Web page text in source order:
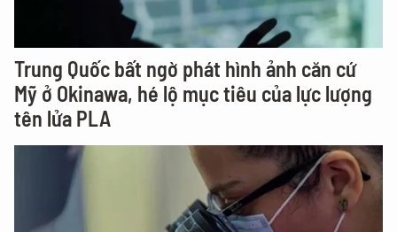
Trung Quốc bất ngờ phát hình ảnh căn cứ
Mỹ ở Okinawa, hé lộ mục tiêu của lực lượng
tên lửa PLA